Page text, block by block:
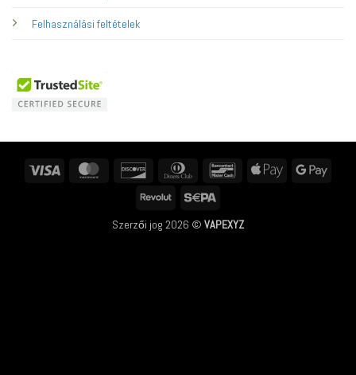
Felhasználási feltételek
MasterCard Discover
Dinners
BancontactApple
Revolut
Szerzői jog 2026 © VAPEXYZ